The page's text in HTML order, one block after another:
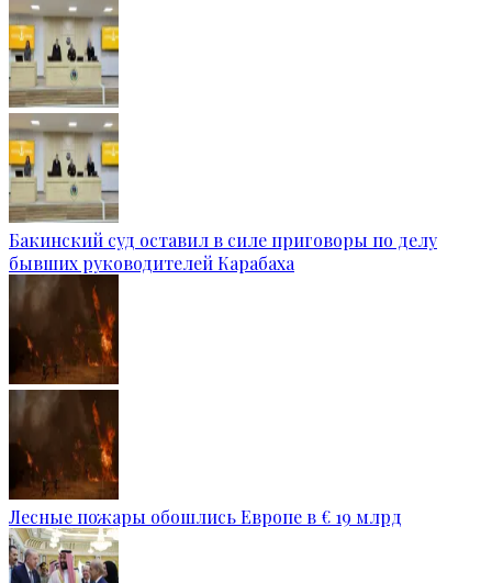
Бакинский суд оставил в силе приговоры по делу
бывших руководителей Карабаха
Лесные пожары обошлись Европе в € 19 млрд